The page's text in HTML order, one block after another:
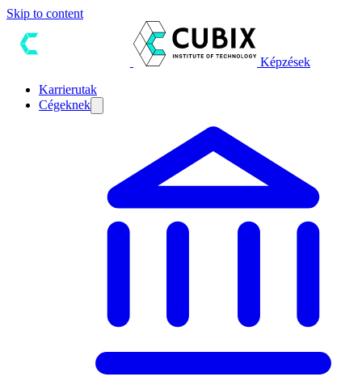
Skip to content
Képzések
Karrierutak
Cégeknek